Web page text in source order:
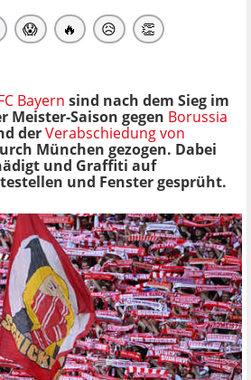
😱 🔥 😥 👏
Bayern sind nach dem Sieg im
Meister-Saison gegen Borussia
derVerabschiedung von
München gezogen. Dabei
und Graffiti auf
und Fenster gesprüht.